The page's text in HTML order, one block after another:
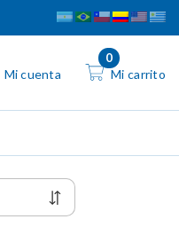
Mi cuenta Mi carrito
0